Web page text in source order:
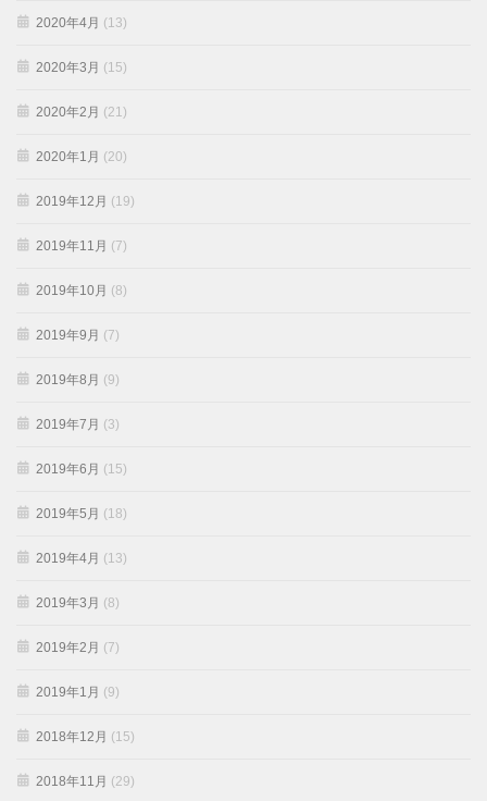
2020年4月 (13)
2020年3月 (15)
2020年2月 (21)
2020年1月 (20)
2019年12月 (19)
2019年11月 (7)
2019年10月 (8)
2019年9月 (7)
2019年8月 (9)
2019年7月 (3)
2019年6月 (15)
2019年5月 (18)
2019年4月 (13)
2019年3月 (8)
2019年2月 (7)
2019年1月 (9)
2018年12月 (15)
2018年11月 (29)